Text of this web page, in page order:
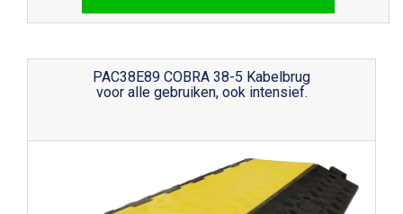
PAC38E89 COBRA 38-5 Kabelbrug
voor alle gebruiken, ook intensief.